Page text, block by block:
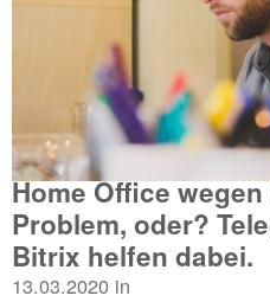
Home Office
Problem, oder?
Bitrix helfen dabei.
13.03.2020 in